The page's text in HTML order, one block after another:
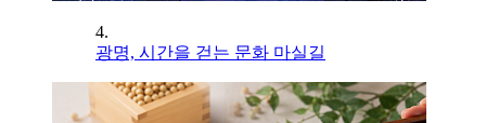
4.
광명, 시간을 걷는 문화 마실길